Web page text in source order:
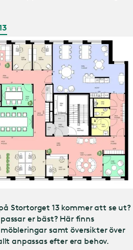
Stortorget 13 kommer att se ut?
er bäst? Här finns
samt översikter över
anpassas efter era behov.